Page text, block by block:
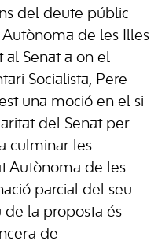
del deute públic
de les Illes
al Senat a on el
Socialista, Pere
una moció en el si
del Senat per
culminar les
Autònoma de les
parcial del seu
de la proposta és
de